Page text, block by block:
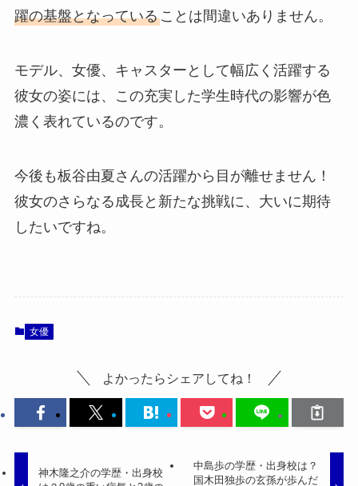
躍の基盤となっていることは間違いありません。
モデル、女優、キャスターとして幅広く活躍する
彼女の姿には、この充実した学生時代の影響が色
濃く表れているのです。
今後も板谷由夏さんの活躍から目が離せません！
彼女のさらなる成長と新たな挑戦に、大いに期待
したいですね。
女優
よかったらシェアしてね！
神木隆之介の学歴・出身校
中島歩の学歴・出身校は？
国木田独歩の玄孫が歩んだ